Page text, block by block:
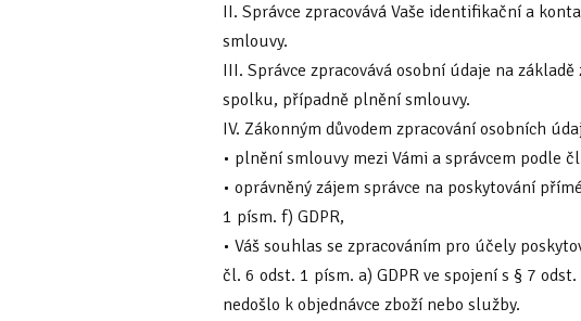
II. Správce zpracovává Vaše identifikační a
smlouvy.
III. Správce zpracovává osobní údaje na
spolku, případně plnění smlouvy.
IV. Zákonným důvodem zpracování osobních
• plnění smlouvy mezi Vámi a správcem podle
• oprávněný zájem správce na poskytování
1 písm. f) GDPR,
• Váš souhlas se zpracováním pro účely
čl. 6 odst. 1 písm. a) GDPR ve spojení s § 7
nedošlo k objednávce zboží nebo služby.